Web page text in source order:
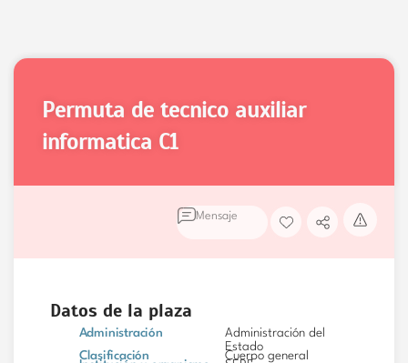
permuta de tecnico auxiliar
informatica C1
Mensaje
Datos de la plaza
Administración
Administración del
Estado
Clasificación Cuerpo general